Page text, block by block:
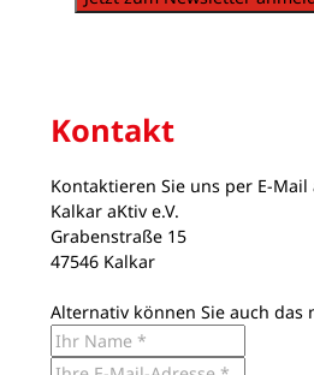
Kontakt
Kontaktieren Sie uns per E-Mail
Kalkar aKtiv e.V.
Grabenstraße 15
47546 Kalkar
Alternativ können Sie auch